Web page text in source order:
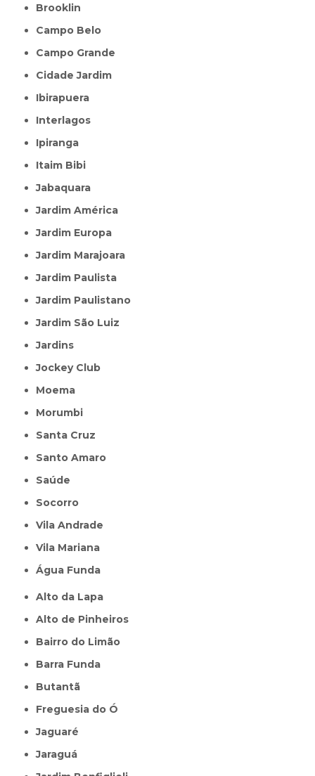
Brooklin
Campo Belo
Campo Grande
Cidade Jardim
Ibirapuera
Interlagos
Ipiranga
Itaim Bibi
Jabaquara
Jardim América
Jardim Europa
Jardim Marajoara
Jardim Paulista
Jardim Paulistano
Jardim São Luiz
Jardins
Jockey Club
Moema
Morumbi
Santa Cruz
Santo Amaro
Saúde
Socorro
Vila Andrade
Vila Mariana
Água Funda
Alto da Lapa
Alto de Pinheiros
Bairro do Limão
Barra Funda
Butantã
Freguesia do Ó
Jaguaré
Jaraguá